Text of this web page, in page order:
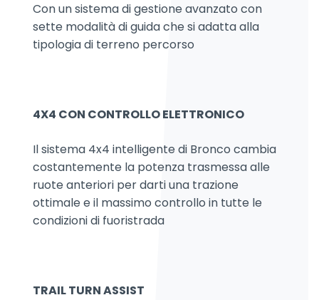
Con un sistema di gestione avanzato con
sette modalità di guida che si adatta alla
tipologia di terreno percorso
4X4 CON CONTROLLO ELETTRONICO
Il sistema 4x4 intelligente di Bronco cambia
costantemente la potenza trasmessa alle
ruote anteriori per darti una trazione
ottimale e il massimo controllo in tutte le
condizioni di fuoristrada
TRAIL TURN ASSIST